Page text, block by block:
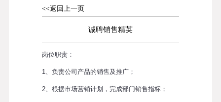
<<返回上一页
诚聘销售精英
岗位职责：
1、负责公司产品的销售及推广；
2、根据市场营销计划，完成部门销售指标；